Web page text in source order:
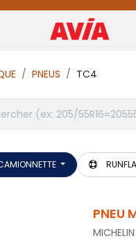
PNEUS TC4
PNEU
MICHELIN